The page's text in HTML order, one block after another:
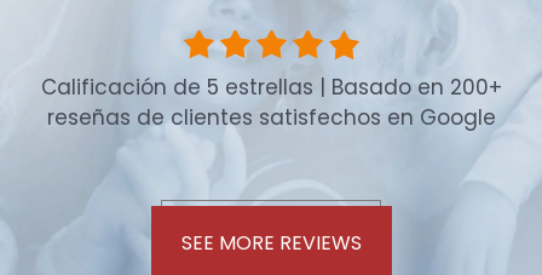
Calificación de 5 estrellas | Basado en 200+
reseñas de clientes satisfechos en Google
SEE MORE REVIEWS